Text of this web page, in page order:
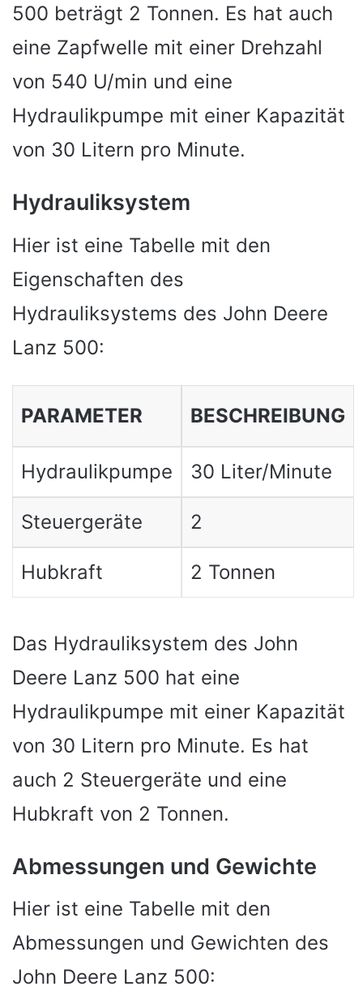
500 beträgt 2 Tonnen. Es hat auch
eine Zapfwelle mit einer Drehzahl
von 540 U/min und eine
Hydraulikpumpe mit einer Kapazität
von 30 Litern pro Minute.
Hydrauliksystem
Hier ist eine Tabelle mit den
Eigenschaften des
Hydrauliksystems des John Deere
Lanz 500:
PARAMETER BESCHREIBUNG
Hydraulikpumpe 30 Liter/Minute
Steuergeräte 2
Hubkraft 2 Tonnen
Das Hydrauliksystem des John
Deere Lanz 500 hat eine
Hydraulikpumpe mit einer Kapazität
von 30 Litern pro Minute. Es hat
auch 2 Steuergeräte und eine
Hubkraft von 2 Tonnen.
Abmessungen und Gewichte
Hier ist eine Tabelle mit den
Abmessungen und Gewichten des
John Deere Lanz 500: